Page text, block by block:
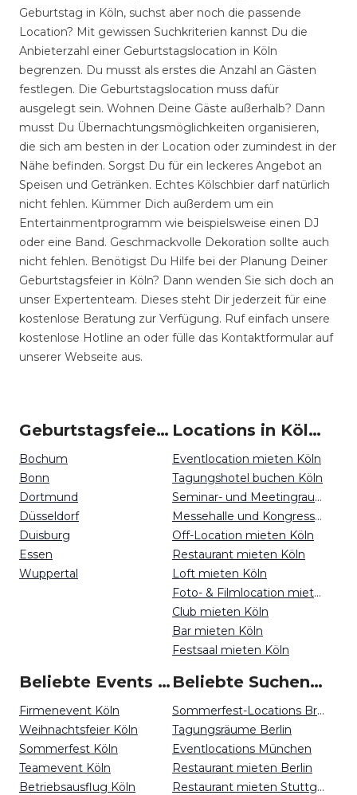
Geburtstag in Köln, suchst aber noch die passende
Location? Mit gewissen Suchkriterien kannst Du die
Anbieterzahl einer Geburtstagslocation in Köln
begrenzen. Du musst als erstes die Anzahl an Gästen
festlegen. Die Geburtstagslocation muss dafür
ausgelegt sein. Wohnen Deine Gäste außerhalb? Dann
musst Du Übernachtungsmöglichkeiten organisieren,
die sich am besten in der Location oder zumindest in der
Nähe befinden. Sorgst Du für ein leckeres Angebot an
Speisen und Getränken. Echtes Kölschbier darf natürlich
nicht fehlen. Kümmer Dich außerdem um ein
Entertainmentprogramm wie beispielsweise einen DJ
oder eine Band. Geschmackvolle Dekoration sollte auch
nicht fehlen. Benötigst Du Hilfe bei der Planung Deiner
Geburtstagsfeier in Köln? Dann wenden Sie sich doch an
unser Expertenteam. Dieses steht Dir jederzeit für eine
kostenlose Beratung zur Verfügung. Ruf einfach unsere
kostenlose Hotline an oder fülle das Kontaktformular auf
unserer Webseite aus.
Geburtstagsfeiern um Köln
Bochum
Bonn
Dortmund
Düsseldorf
Duisburg
Essen
Wuppertal
Locations in Köln mieten
Eventlocation mieten Köln
Tagungshotel buchen Köln
Seminar- und Meetingraum mieten Köln
Messehalle und Kongresszentrum mieten Köln
Off-Location mieten Köln
Restaurant mieten Köln
Loft mieten Köln
Foto- & Filmlocation mieten Köln
Club mieten Köln
Bar mieten Köln
Festsaal mieten Köln
Beliebte Events in Köln
Firmenevent Köln
Weihnachtsfeier Köln
Sommerfest Köln
Teamevent Köln
Betriebsausflug Köln
Beliebte Suchen auf Event Inc
Sommerfest-Locations Bremen
Tagungsräume Berlin
Eventlocations München
Restaurant mieten Berlin
Restaurant mieten Stuttgart